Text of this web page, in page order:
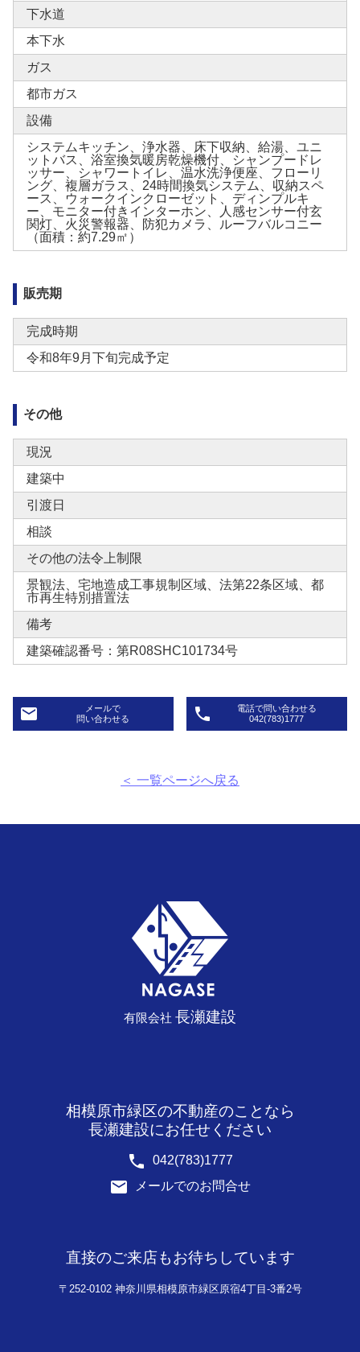
下水道
本下水
ガス
都市ガス
設備
システムキッチン、浄水器、床下収納、給湯、ユニ
ットバス、浴室換気暖房乾燥機付、シャンプードレ
ッサー、シャワートイレ、温水洗浄便座、フローリ
ング、複層ガラス、24時間換気システム、収納スペ
ース、ウォークインクローゼット、ディンプルキ
ー、モニター付きインターホン、人感センサー付玄
関灯、火災警報器、防犯カメラ、ルーフバルコニー
（面積：約7.29㎡）
販売期
完成時期
令和8年9月下旬完成予定
その他
現況
建築中
引渡日
相談
その他の法令上制限
景観法、宅地造成工事規制区域、法第22条区域、都
市再生特別措置法
備考
建築確認番号：第R08SHC101734号
email
メールで
問い合わせる
phone
電話で問い合わせる
042(783)1777
＜ 一覧ページへ戻る
有限会社 長瀬建設
相模原市緑区の不動産のことなら
長瀬建設にお任せください
phone 042(783)1777
email メールでのお問合せ
直接のご来店もお待ちしています
〒252-0102 神奈川県相模原市緑区原宿4丁目-3番2号